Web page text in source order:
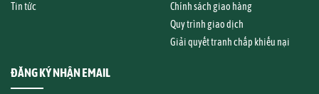
Tin tức
Chính sách giao hàng
Quy trình giao dịch
Giải quyết tranh chấp khiếu nại
ĐĂNG KÝ NHẬN EMAIL